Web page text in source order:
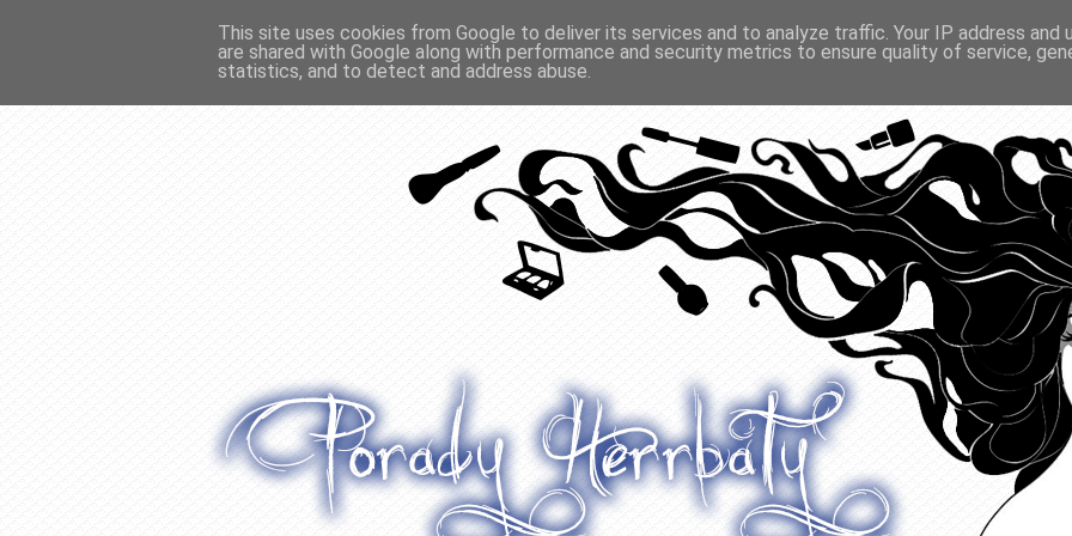
O WŁOSACH RECENZJE WYWIADY O ODŻYWIANIU GADŻETY KONKURSY POLECANE
This site uses cookies from Google to deliver its services and to analyze traffic. Your IP address and
are shared with Google along with performance and security metrics to ensure quality of service,
statistics, and to detect and address abuse.